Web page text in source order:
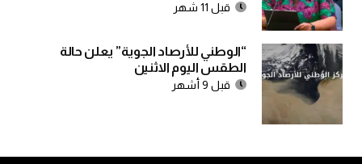
قبل 11 شهر
“الوطني للأرصاد الجوية” يعلن حالة
الطقس اليوم الاثنين
قبل 9 أشهر